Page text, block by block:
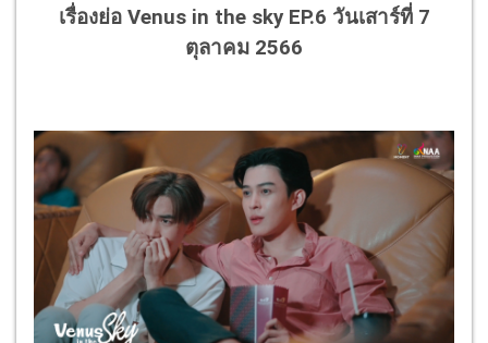
เรื่องย่อ Venus in the sky EP.6 วันเสาร์ที่ 7
ตุลาคม 2566